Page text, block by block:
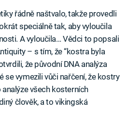
řádně naštvalo, takže provedli
speciálně tak, aby vyloučila
A vyloučila… Vědci to popsali
– s tím, že “kostra byla
že původní DNA analýza
se vymezili vůči nařčení, že kostry
všech kosterních
člověk, a to vikingská